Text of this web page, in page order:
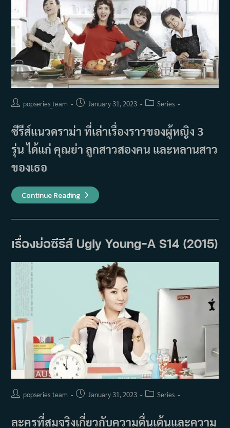
Postpopseries_team
PostJanuary 31, 2023
PostSeries
ซีรีส์แนวดราม่า ที่เล่าเรื่องราวของผู้หญิง 3
รุ่น ได้แก่ คุณย่า ลูกสาวสองคน และหลานสาว
ของเธอ
Continue Readingเรื่อง
ย่อ
Unkind
(2015)
เรื่องย่อซีรีส์ Ugly Young-A S14 (2015)
Postpopseries_team
PostJanuary 31, 2023
PostSeries
ละครที่สมจริงเกี่ยวกับความตื่นเต้นและความ